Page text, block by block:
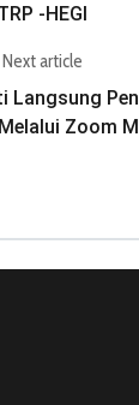
-HEGI
Next article
Langsung
Zoom